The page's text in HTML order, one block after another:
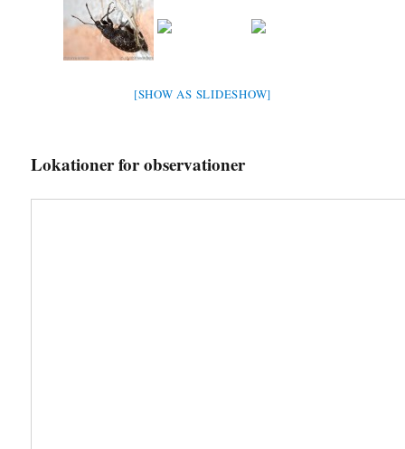
[SHOW AS SLIDESHOW]
Lokationer for observationer